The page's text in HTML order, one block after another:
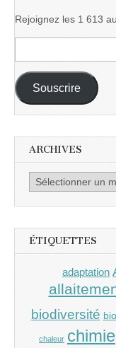
Rejoignez les 1 613
e-
mail :
Souscrire
ARCHIVES
Archives
ÉTIQUETTES
adaptation
biodiversité
chaleur chimie